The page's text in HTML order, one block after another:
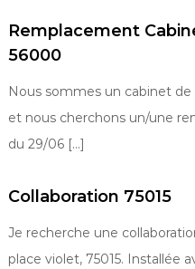
Remplacement
56000
Nous sommes un cabinet
et nous cherchons un/une
du 29/06 […]
Collaboration 75015
Je recherche une
place violet, 75015. Installée